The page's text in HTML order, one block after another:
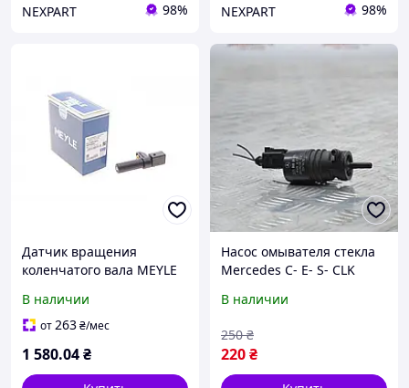
NEXPART 98% NEXPART 98%
Датчик вращения
коленчатого вала MEYLE
899 0021 Mercedes E-
Class, C-Class, M-Class;
В наличии
от263₴/мес
1 580.04₴
Насос омывателя стекла
Mercedes C- E- S- CLK
Мерседес Спринтер Вито
В наличии
220₴
250 ₴